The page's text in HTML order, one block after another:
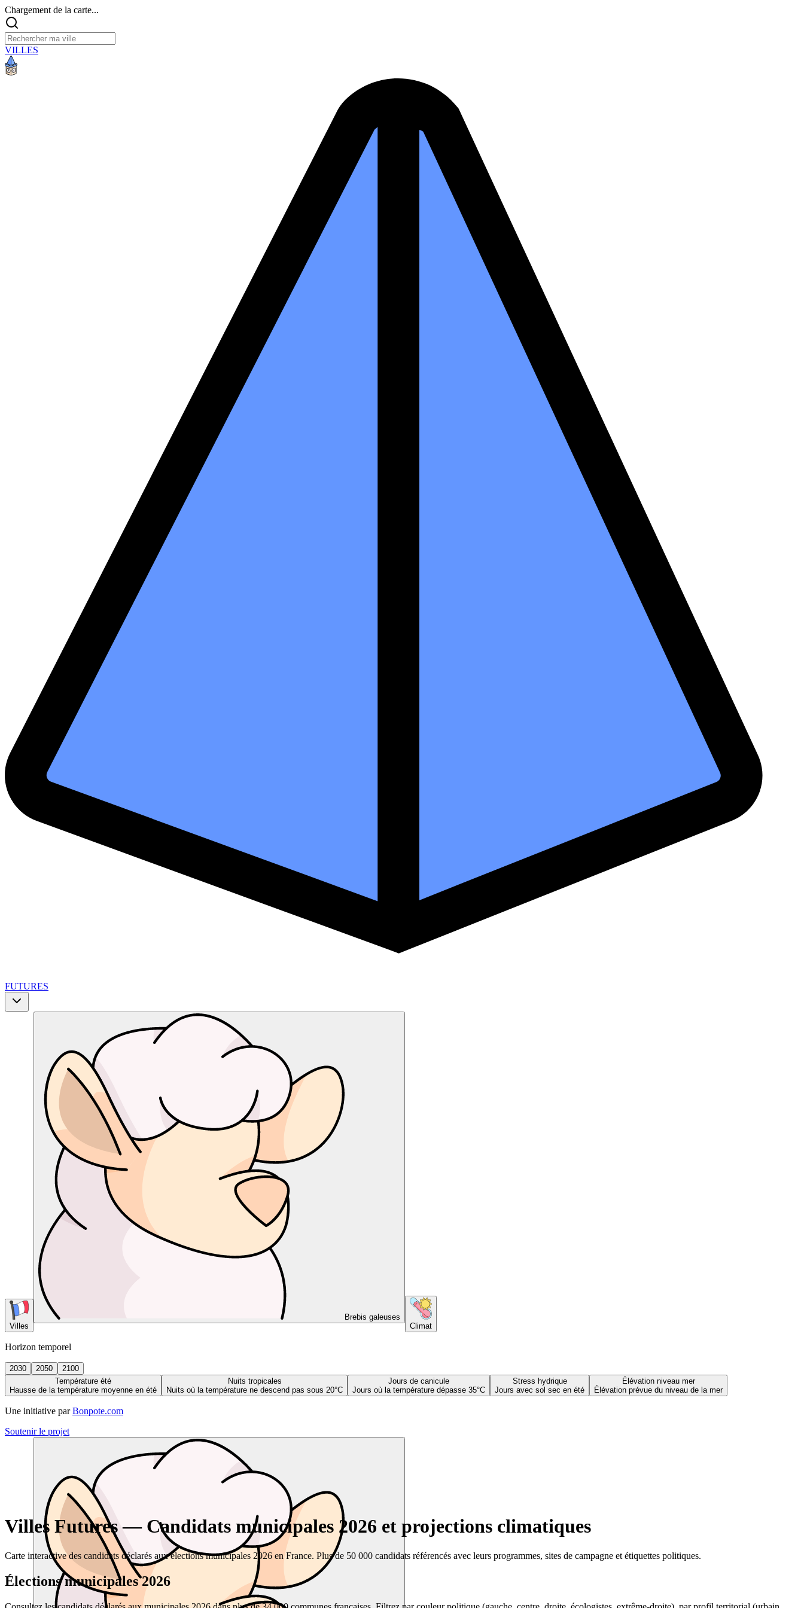
Chargement de la carte...
VILLES
FUTURES
Villes
Brebis galeuses
Climat
Horizon temporel
2030 2050
2100
Température été
Hausse de la température moyenne en été
Nuits tropicales
Nuits où la température ne descend pas sous 20°C
Jours de canicule
Jours où la température dépasse 35°C
Stress hydrique
Jours avec sol sec en été
Élévation niveau mer
Élévation prévue du niveau de la mer
Une initiative par Bonpote.com
Soutenir le projet
Villes Futures — Candidats municipales 2026 et projections climatiques
Carte interactive des candidats déclarés aux élections municipales 2026 en France. Plus de 50 000 candidats référencés avec leurs programmes, sites de campagne et étiquettes politiques.
Élections municipales 2026